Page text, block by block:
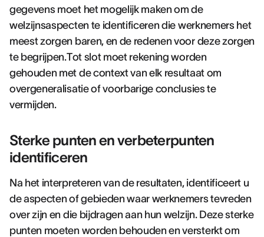
gegevens moet het mogelijk maken om de
welzijnsaspecten te identificeren die werknemers het
meest zorgen baren, en de redenen voor deze zorgen
te begrijpen.Tot slot moet rekening worden
gehouden met de context van elk resultaat om
overgeneralisatie of voorbarige conclusies te
vermijden.
Sterke punten en verbeterpunten
identificeren
Na het interpreteren van de resultaten, identificeert u
de aspecten of gebieden waar werknemers tevreden
over zijn en die bijdragen aan hun welzijn. Deze sterke
punten moeten worden behouden en versterkt om